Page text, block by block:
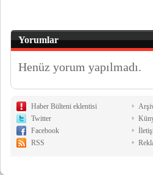
Yorumlar
Henüz yorum yapılmadı.
Haber Bülteni eklentisi
Twitter
Facebook
RSS